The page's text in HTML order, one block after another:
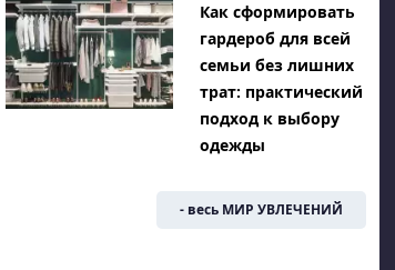
Как сформировать
гардероб для всей
семьи без лишних
трат: практический
подход к выбору
одежды
- весь МИР УВЛЕЧЕНИЙ